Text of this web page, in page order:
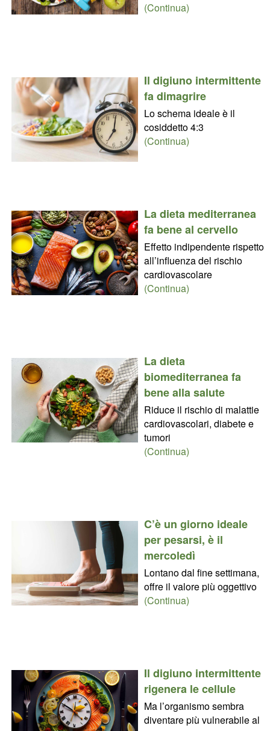
(Continua)
Il digiuno intermittente
fa dimagrire
Lo schema ideale è il
cosiddetto 4:3
(Continua)
La dieta mediterranea
fa bene al cervello
Effetto indipendente rispetto
all’influenza del rischio
cardiovascolare
(Continua)
La dieta
biomediterranea fa
bene alla salute
Riduce il rischio di malattie
cardiovascolari, diabete e
tumori
(Continua)
C’è un giorno ideale
per pesarsi, è il
mercoledì
Lontano dal fine settimana,
offre il valore più oggettivo
(Continua)
Il digiuno intermittente
rigenera le cellule
Ma l’organismo sembra
diventare più vulnerabile al